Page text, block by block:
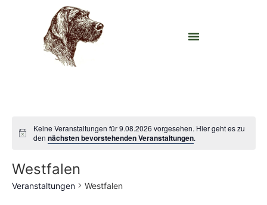
Keine Veranstaltungen für 9.08.2026 vorgesehen. Hier geht es zu
dennächsten bevorstehenden Veranstaltungen.
Westfalen
Veranstaltungen Westfalen